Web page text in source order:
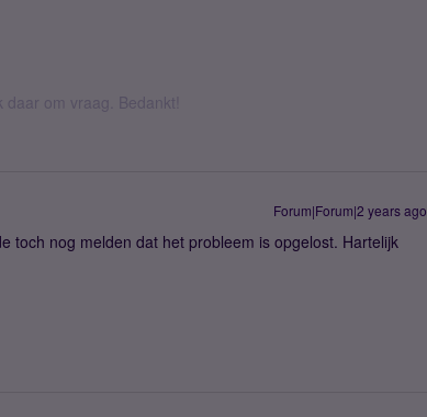
om vraag. Bedankt!
Forum|Forum|2 years ago
toch nog melden dat het probleem is opgelost. Hartelijk